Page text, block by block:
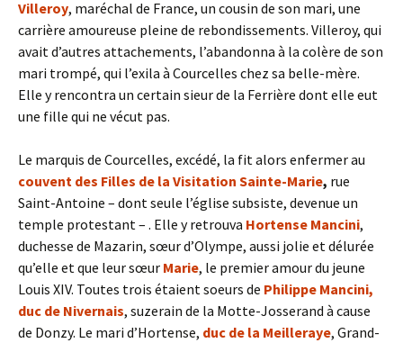
Villeroy, maréchal de France, un cousin de son mari, une
carrière amoureuse pleine de rebondissements. Villeroy, qui
avait d’autres attachements, l’abandonna à la colère de son
mari trompé, qui l’exila à Courcelles chez sa belle-mère.
Elle y rencontra un certain sieur de la Ferrière dont elle eut
une fille qui ne vécut pas.
Le marquis de Courcelles, excédé, la fit alors enfermer au
couvent des Filles de la Visitation Sainte-Marie, rue
Saint-Antoine – dont seule l’église subsiste, devenue un
temple protestant – . Elle y retrouva Hortense Mancini,
duchesse de Mazarin, sœur d’Olympe, aussi jolie et délurée
qu’elle et que leur sœur Marie, le premier amour du jeune
Louis XIV. Toutes trois étaient soeurs de Philippe Mancini,
duc de Nivernais, suzerain de la Motte-Josserand à cause
de Donzy. Le mari d’Hortense, duc de la Meilleraye, Grand-